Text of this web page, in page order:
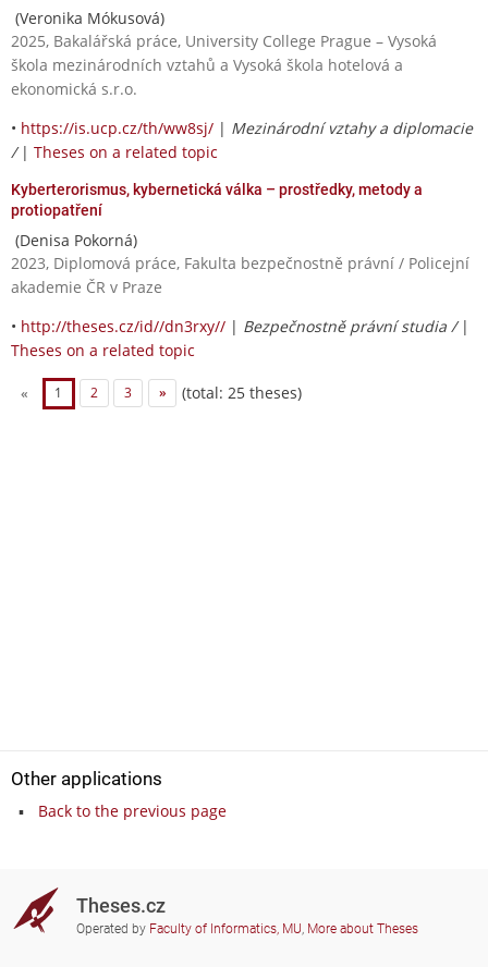
(Veronika Mókusová)
2025, Bakalářská práce, University College Prague – Vysoká
škola mezinárodních vztahů a Vysoká škola hotelová a
ekonomická s.r.o.
• https://is.ucp.cz/th/ww8sj/ | Mezinárodní vztahy a diplomacie
/ | Theses on a related topic
Kyberterorismus, kybernetická válka – prostředky, metody a
protiopatření
(Denisa Pokorná)
2023, Diplomová práce, Fakulta bezpečnostně právní / Policejní
akademie ČR v Praze
• http://theses.cz/id//dn3rxy// | Bezpečnostně právní studia / |
Theses on a related topic
« 1 2 3 » (total: 25 theses)
Other applications
Back to the previous page
Theses.cz
Operated by Faculty of Informatics, MU, More about Theses